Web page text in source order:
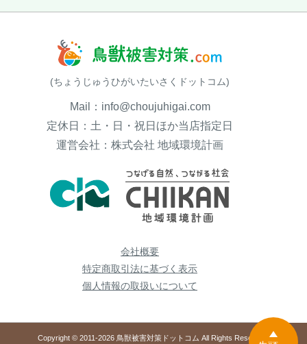
(ちょうじゅうひがいたいさくドットコム)
Mail：info@choujuhigai.com
定休日：土・日・祝日ほか当店指定日
運営会社：株式会社 地域環境計画
会社概要
特定商取引法に基づく表示
個人情報の取扱いについて
Copyright © 2011-2026 鳥獣被害対策ドットコム All Rights Reserved.